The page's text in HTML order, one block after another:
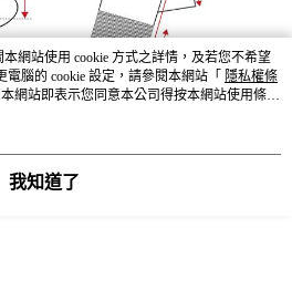
網站使用 cookie 方式之詳情，及若您不希望
腦的 cookie 設定，請參閱本網站「 隱私權條
網站即表示您同意本公司得按本網站使用條款
我知道了